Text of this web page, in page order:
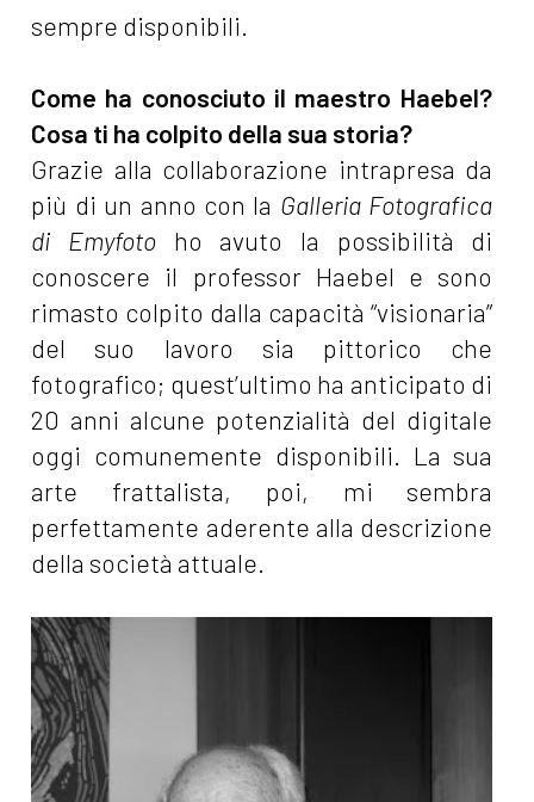
sempre disponibili.
Come ha conosciuto il maestro Haebel?
Cosa ti ha colpito della sua storia?
Grazie alla collaborazione intrapresa da
più di un anno con la Galleria Fotografica
di Emyfotoho avuto la possibilità di
conoscere il professor Haebel e sono
rimasto colpito dalla capacità “visionaria”
del suo lavoro sia pittorico che
fotografico; quest’ultimo ha anticipato di
20 anni alcune potenzialità del digitale
oggi comunemente disponibili. La sua
arte frattalista, poi, mi sembra
perfettamente aderente alla descrizione
della società attuale.